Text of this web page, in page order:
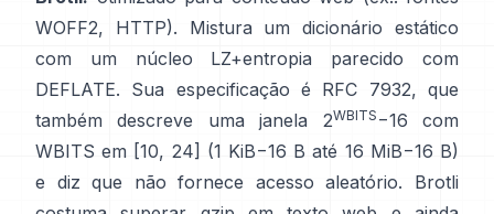
WOFF2, HTTP). Mistura um dicionário estático
com um núcleo LZ+entropia parecido com
DEFLATE. Sua especificação é RFC 7932, que
também descreve uma janela 2WBITS −16 com
WBITS em [10, 24] (1 KiB−16 B até 16 MiB−16 B)
e diz que
não fornece acesso aleatório. Brotli